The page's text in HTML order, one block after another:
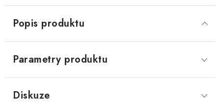
SUŠENÉ OVOCE / MERUŇKY SÍŘENÉ / MERUŇKY
LYOFILIZOVANÉ OVOCE / MANGO
LYOFILIZOVANÉ OVOCE / JAHODY
Popis produktu
Parametry produktu
Diskuze